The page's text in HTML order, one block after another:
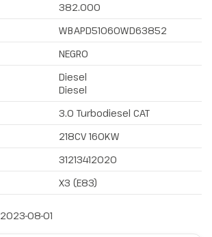
382.000
WBAPD51060WD63852
NEGRO
Diesel
Diesel
3.0 Turbodiesel CAT
218CV 160KW
31213412020
X3 (E83)
2023-08-01